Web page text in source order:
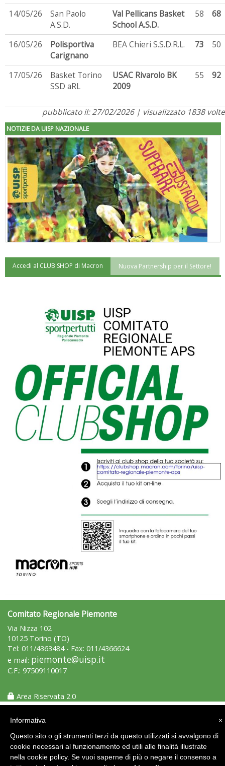
14/05/26
San Paolo
A.S.D.
Val Pellicans Basket
School A.S.D.
58 68
16/05/26
Polisportiva
Carignano
BEA Chieri S.S.D.R.L. 73 50
17/05/26
Basket Torino
SSD aRL
USAC Rivarolo BK
2009
55 92
pubblicato il: 27/02/2026 | visualizzato 1838 volte
NOTIZIE DA UISP NAZIONALE
"Superare gli ostacoli": la relazione di Tiziano Pesce al CN Uisp
Luglio 2026: "Pensando con i piedi, si possono fare le
rivoluzioni"
Tiziano Pesce a Radio InBlu2000 traccia il bilancio della stagione
Accedi al CLUB SHOP di Macron Nuova Partnership per il Settore!
Comitato Regionale Piemonte
Via Nizza 102
10125 Torino (TO)
Tel: 011/4363484 - Fax: 011/4366624
e-mail: piemonte@uisp.it
C.F.: 97509110017
Area Riservata 2.0
×
Informativa
Questo sito o gli strumenti terzi da questo utilizzati si avvalgono di
cookie necessari al funzionamento ed utili alle finalità illustrate
nella cookie policy. Se vuoi saperne di più o negare il consenso a